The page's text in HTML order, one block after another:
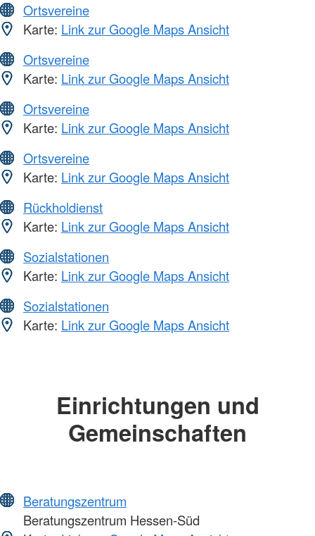
Ortsvereine
Karte: Link zur Google Maps Ansicht
Ortsvereine
Karte: Link zur Google Maps Ansicht
Ortsvereine
Karte: Link zur Google Maps Ansicht
Ortsvereine
Karte: Link zur Google Maps Ansicht
Rückholdienst
Karte: Link zur Google Maps Ansicht
Sozialstationen
Karte: Link zur Google Maps Ansicht
Sozialstationen
Karte: Link zur Google Maps Ansicht
Einrichtungen und
Gemeinschaften
Beratungszentrum
Beratungszentrum Hessen-Süd